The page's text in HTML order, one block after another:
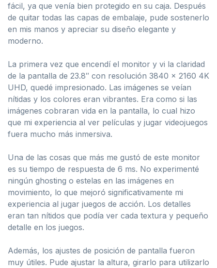
fácil, ya que venía bien protegido en su caja. Después
de quitar todas las capas de embalaje, pude sostenerlo
en mis manos y apreciar su diseño elegante y
moderno.
La primera vez que encendí el monitor y vi la claridad
de la pantalla de 23.8″ con resolución 3840 x 2160 4K
UHD, quedé impresionado. Las imágenes se veían
nítidas y los colores eran vibrantes. Era como si las
imágenes cobraran vida en la pantalla, lo cual hizo
que mi experiencia al ver películas y jugar videojuegos
fuera mucho más inmersiva.
Una de las cosas que más me gustó de este monitor
es su tiempo de respuesta de 6 ms. No experimenté
ningún ghosting o estelas en las imágenes en
movimiento, lo que mejoró significativamente mi
experiencia al jugar juegos de acción. Los detalles
eran tan nítidos que podía ver cada textura y pequeño
detalle en los juegos.
Además, los ajustes de posición de pantalla fueron
muy útiles. Pude ajustar la altura, girarlo para utilizarlo